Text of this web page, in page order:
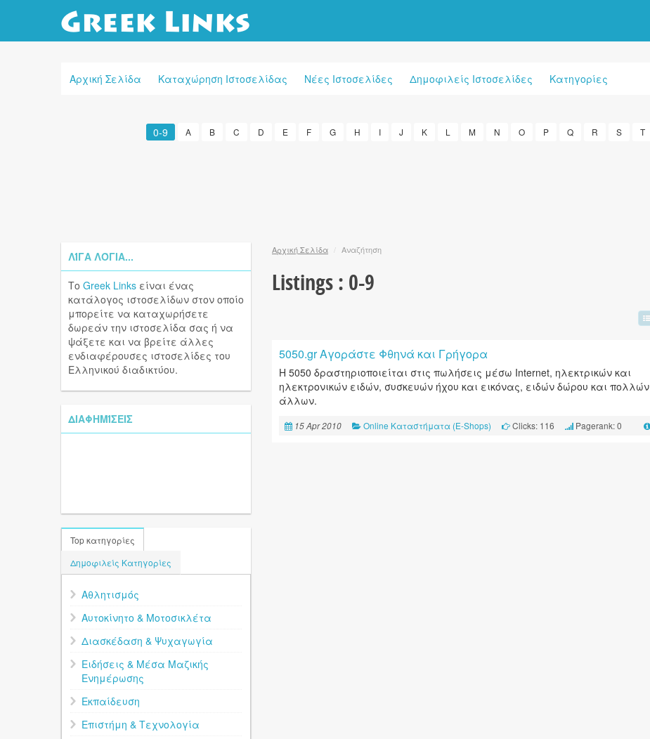
Αρχική Σελίδα Καταχώρηση Ιστοσελίδας Νέες Ιστοσελίδες Δημοφιλείς Ιστοσελίδες Κατηγορίες
0-9 A B C D E F G H I J K L M N O P Q R S T
ΛΊΓΑ ΛΌΓΙΑ...
Το Greek Links είναι ένας
κατάλογος ιστοσελίδων στον οποίο
μπορείτε να καταχωρήσετε
δωρεάν την ιστοσελίδα σας ή να
ψάξετε και να βρείτε άλλες
ενδιαφέρουσες ιστοσελίδες του
Ελληνικού διαδικτύου.
ΔΙΑΦΗΜΊΣΕΙΣ
Top κατηγορίες
Δημοφιλείς Κατηγορίες
Αθλητισμός
Αυτοκίνητο & Μοτοσικλέτα
Διασκέδαση & Ψυχαγωγία
Ειδήσεις & Μέσα Μαζικής
Ενημέρωσης
Εκπαίδευση
Επιστήμη & Τεχνολογία
Αρχική Σελίδα / Αναζήτηση
Listings : 0-9
5050.gr Αγοράστε Φθηνά και Γρήγορα
Η 5050 δραστηριοποιείται στις πωλήσεις μέσω Internet, ηλεκτρικών και
ηλεκτρονικών ειδών, συσκευών ήχου και εικόνας, ειδών δώρου και πολλών
άλλων.
15 Apr 2010 Online Καταστήματα (E-Shops) Clicks: 116 Pagerank: 0